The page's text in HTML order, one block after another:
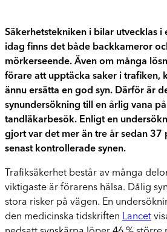
Boka reparation av vindruta
Byte av vindruta
Boka byte av vindruta
Säkerhetstekniken i bilar utvecklas i
idag finns det både backkameror
mörkerseende. Även om många
förare att upptäcka saker i trafiken,
ännu ersätta en god syn. Därför är
synundersökning till en årlig vana
tandläkarbesök. Enligt en
gjort var det mer än tre år sedan 37
senast kontrollerade synen.
Trafiksäkerhet består av många
viktigaste är förarens hälsa. Dålig
stora risker på vägen. En
den medicinska tidskriften Lancet